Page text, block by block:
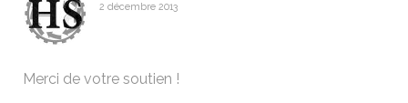
2 décembre 2013
Merci de votre soutien !